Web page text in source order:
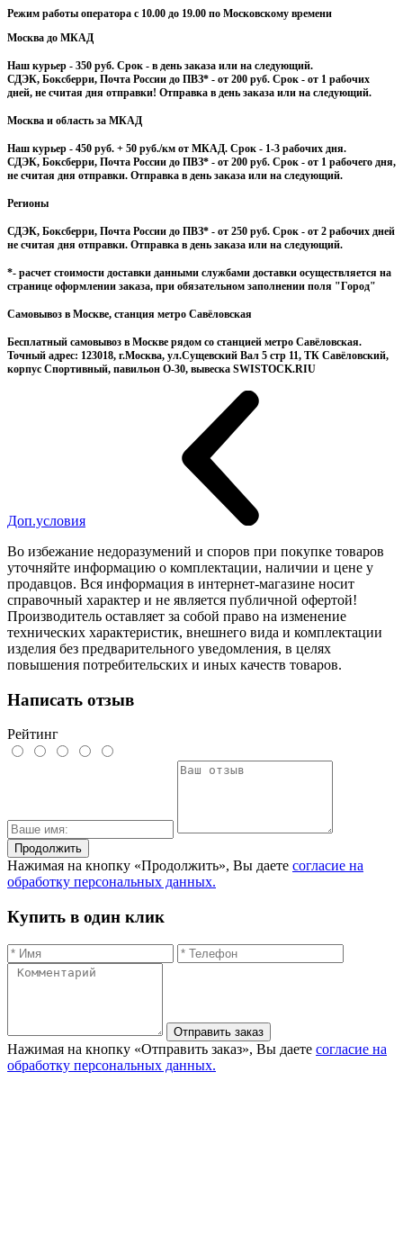
Режим работы оператора с 10.00 до 19.00 по Московскому времени
Москва до МКАД
Наш курьер - 350 руб. Срок - в день заказа или на следующий.
СДЭК, Боксберри, Почта России до ПВЗ* - от 200 руб. Срок - от 1 рабочих
дней, не считая дня отправки! Отправка в день заказа или на следующий.
Москва и область за МКАД
Наш курьер - 450 руб. + 50 руб./км от МКАД. Срок - 1-3 рабочих дня.
СДЭК, Боксберри, Почта России до ПВЗ* - от 200 руб. Срок - от 1 рабочего дня,
не считая дня отправки. Отправка в день заказа или на следующий.
Регионы
СДЭК, Боксберри, Почта России до ПВЗ* - от 250 руб. Срок - от 2 рабочих дней
не считая дня отправки. Отправка в день заказа или на следующий.
*- расчет стоимости доставки данными службами доставки осуществляется на
странице оформлении заказа, при обязательном заполнении поля "Город"
Самовывоз в Москве, станция метро Савёловская
Бесплатный самовывоз в Москве рядом со станцией метро Савёловская.
Точный адрес: 123018, г.Москва, ул.Сущевский Вал 5 стр 11, ТК Савёловский,
корпус Спортивный, павильон О-30, вывеска SWISTOCK.RIU
Доп.условия
Во избежание недоразумений и споров при покупке товаров
уточняйте информацию о комплектации, наличии и цене у
продавцов. Вся информация в интернет-магазине носит
справочный характер и не является публичной офертой!
Производитель оставляет за собой право на изменение
технических характеристик, внешнего вида и комплектации
изделия без предварительного уведомления, в целях
повышения потребительских и иных качеств товаров.
Написать отзыв
Рейтинг
Продолжить
Нажимая на кнопку «Продолжить», Вы даете согласие на
обработку персональных данных.
Купить в один клик
Отправить заказ
Нажимая на кнопку «Отправить заказ», Вы даете согласие на
обработку персональных данных.